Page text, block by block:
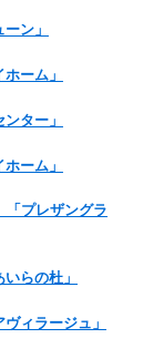
ン」
ーム」
ター」
ーム」
「プレザングラ
らの杜」
ィラージュ」